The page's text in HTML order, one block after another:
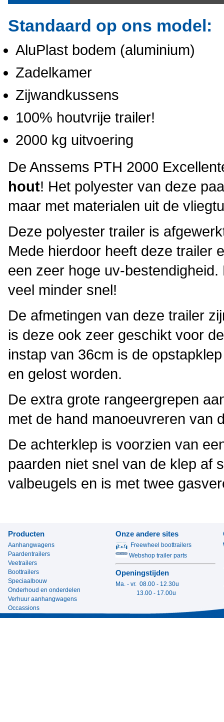
Standaard op ons model:
AluPlast bodem (aluminium)
Zadelkamer
Zijwandkussens
100% houtvrije trailer!
2000 kg uitvoering
De Anssems PTH 2000
hout! Het polyester van deze
maar met materialen uit de
Deze polyester trailer is
Mede hierdoor heeft deze trailer
een zeer hoge uv-
veel minder snel!
De afmetingen van deze trailer
is deze ook zeer geschikt voor
instap van 36cm is de
en gelost worden.
De extra grote rangeergrepen
met de hand manoeuvreren van
De achterklep is voorzien van
paarden niet snel van de klep af
valbeugels en is met twee
Producten
Aanhangwagens
Paardentrailers
Veetrailers
Boottrailers
Speciaalbouw
Onderhoud en onderdelen
Verhuur aanhangwagens
Occassions
Onze andere sites
Freewheel boottrailers
Webshop trailer parts
Openingstijden
Ma. - vr. 08.00 - 12.30u
13.00 - 17.00u